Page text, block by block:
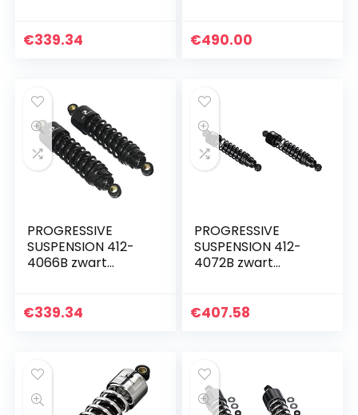
€339.34 €490.00
PROGRESSIVE
SUSPENSION 412-
4066B zwart
Heavy Duty Low
€339.34
PROGRESSIVE
SUSPENSION 412-
4072B zwart
standaard Low
€407.58